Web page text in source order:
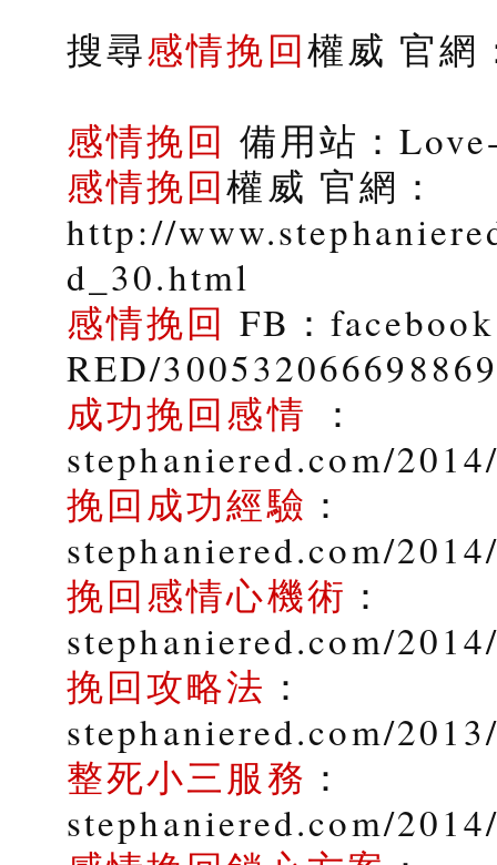
搜尋感情挽回權威 官網
感情挽回 備用站：
感情挽回權威 官網：
http://
d_30.html
感情挽回 FB：
RED/300532066698869
成功挽回感情 ：
stephaniered.com/
挽回成功經驗 ：
stephaniered.com/
挽回感情心機術 ：
stephaniered.com/
挽回攻略法 ：
stephaniered.com/
整死小三服務 ：
stephaniered.com/